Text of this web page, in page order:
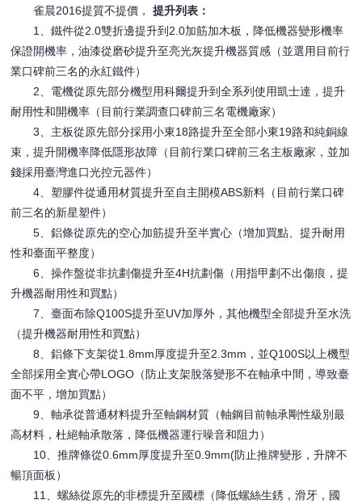
雀晨2016提質不提價，提升列表：
1、鐵件從2.0雙折邊提升到2.0加筋加木板，降低機器變形機率
保證開機率，油漆從磨砂提升至亮光灰提升機器質感（並選用目前行
業口碑前三名的永紅鐵件）
2、電機從原先部分機型用科爾提升到全系列使用凱士達，提升
耐用性和開機率（目前行業調查口碑前三名電機廠家）
3、主板從原先部分採用小東18路提升至全部小東19路和純銅線
束，提升開機率降低隱形故障（目前行業口碑前三名主板廠家，並加
錢採用臺灣進口光控元器件）
4、塑膠件從通用材質提升至自主開模ABS新料（目前行業口碑
前三名的新星塑件）
5、鋁條從原先的空心加筋提升至半實心（增加買點、提升耐用
性和臺面平整度）
6、操作盤從非抗劃傷提升至4H抗劃傷（用指甲劃不出傷痕，提
升機器耐用性和買點）
7、臺面布除Q100S提升至UV加厚外，其他機型全部提升至水洗
（提升機器耐用性和買點）
8、鋁條下支架從1.8mm厚度提升至2.3mm，並Q100S以上機型
全部採用全實心帶LOGO（防止支架脫落變形不在軸承中間，導致臺
面不平，增加買點）
9、軸承從普通材料提升至軸鋼材質（軸鋼目前軸承剛性級別最
高材料，杜絕軸承散落，降低機器運行噪音和阻力）
10、推牌條從0.6mm厚度提升至0.9mm(防止推牌變形，升牌不
暢頂面板）
11、螺絲從原先的非標提升至國標（降低螺絲生銹，滑牙，國